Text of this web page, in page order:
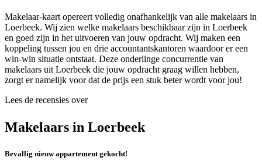
Makelaar-kaart opereert volledig onafhankelijk van alle makelaars in
Loerbeek. Wij zien welke makelaars beschikbaar zijn in Loerbeek
en goed zijn in het uitvoeren van jouw opdracht. Wij maken een
koppeling tussen jou en drie accountantskantoren waardoor er een
win-win situatie ontstaat. Deze onderlinge concurrentie van
makelaars uit Loerbeek die jouw opdracht graag willen hebben,
zorgt er namelijk voor dat de prijs een stuk beter wordt voor jou!
Lees de recensies over
Makelaars in Loerbeek
Bevallig nieuw appartement gekocht!